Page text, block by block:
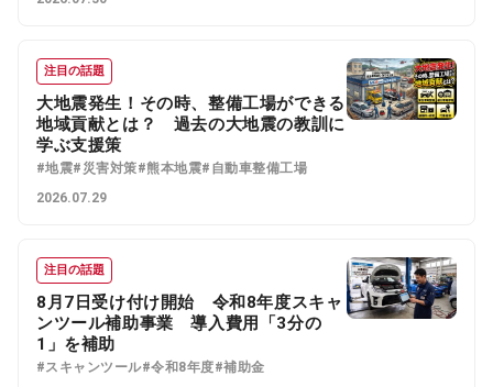
注目の話題
大地震発生！その時、整備工場ができる
地域貢献とは？ 過去の大地震の教訓に
学ぶ支援策
#地震#災害対策#熊本地震#自動車整備工場
2026.07.29
注目の話題
8月7日受け付け開始 令和8年度スキャ
ンツール補助事業 導入費用「3分の
1」を補助
#スキャンツール#令和8年度#補助金